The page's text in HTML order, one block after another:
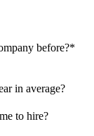
before?*
in average?
to hire?